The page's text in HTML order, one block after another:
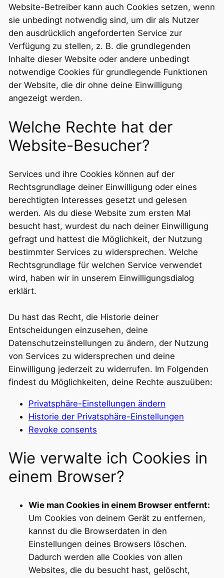
Website-Betreiber kann auch Cookies setzen, wenn
sie unbedingt notwendig sind, um dir als Nutzer
den ausdrücklich angeforderten Service zur
Verfügung zu stellen, z. B. die grundlegenden
Inhalte dieser Website oder andere unbedingt
notwendige Cookies für grundlegende Funktionen
der Website, die dir ohne deine Einwilligung
angezeigt werden.
Welche Rechte hat der
Website-Besucher?
Services und ihre Cookies können auf der
Rechtsgrundlage deiner Einwilligung oder eines
berechtigten Interesses gesetzt und gelesen
werden. Als du diese Website zum ersten Mal
besucht hast, wurdest du nach deiner Einwilligung
gefragt und hattest die Möglichkeit, der Nutzung
bestimmter Services zu widersprechen. Welche
Rechtsgrundlage für welchen Service verwendet
wird, haben wir in unserem Einwilligungsdialog
erklärt.
Du hast das Recht, die Historie deiner
Entscheidungen einzusehen, deine
Datenschutzeinstellungen zu ändern, der Nutzung
von Services zu widersprechen und deine
Einwilligung jederzeit zu widerrufen. Im Folgenden
findest du Möglichkeiten, deine Rechte auszuüben:
Privatsphäre-Einstellungen ändern
Historie der Privatsphäre-Einstellungen
Revoke consents
Wie verwalte ich Cookies in
einem Browser?
Wie man Cookies in einem Browser entfernt:
Um Cookies von deinem Gerät zu entfernen,
kannst du die Browserdaten in den
Einstellungen deines Browsers löschen.
Dadurch werden alle Cookies von allen
Websites, die du besucht hast, gelöscht,